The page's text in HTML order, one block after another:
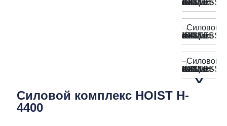
Силовой комплекс HOIST H-
4400